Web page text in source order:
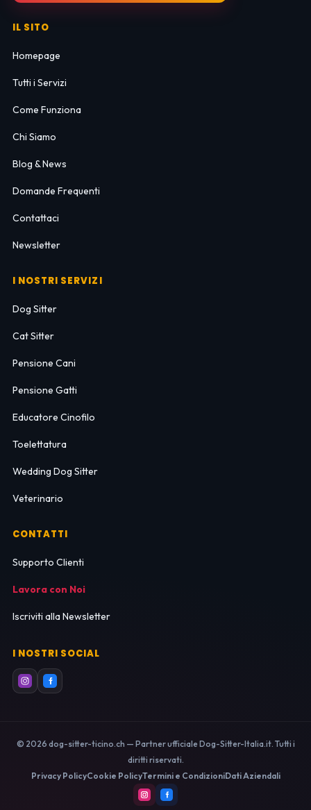
IL SITO
Homepage
Tutti i Servizi
Come Funziona
Chi Siamo
Blog & News
Domande Frequenti
Contattaci
Newsletter
I NOSTRI SERVIZI
Dog Sitter
Cat Sitter
Pensione Cani
Pensione Gatti
Educatore Cinofilo
Toelettatura
Wedding Dog Sitter
Veterinario
CONTATTI
Supporto Clienti
Lavora con Noi
Iscriviti alla Newsletter
I NOSTRI SOCIAL
© 2026 dog-sitter-ticino.ch — Partner ufficiale Dog-Sitter-Italia.it. Tutti i
diritti riservati.
Privacy PolicyCookie PolicyTermini e CondizioniDati Aziendali